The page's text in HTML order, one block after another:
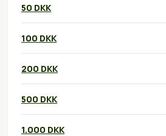
50 DKK
100 DKK
200 DKK
500 DKK
1.000 DKK